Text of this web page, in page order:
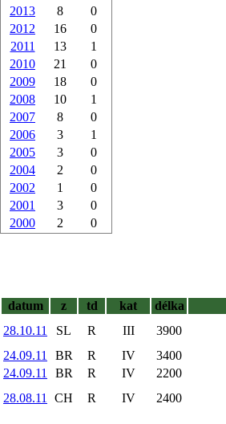
2013
8
0
2012
16
0
2011
13
1
2010
21
0
2009
18
0
2008
10
1
2007
8
0
2006
3
1
2005
3
0
2004
2
0
2002
1
0
2001
3
0
2000
2 0
datum
z td kat délka
28.10.11
SL R III 3900
24.09.11
BR R IV 3400
24.09.11
BR R IV 2200
28.08.11
CH R IV 2400